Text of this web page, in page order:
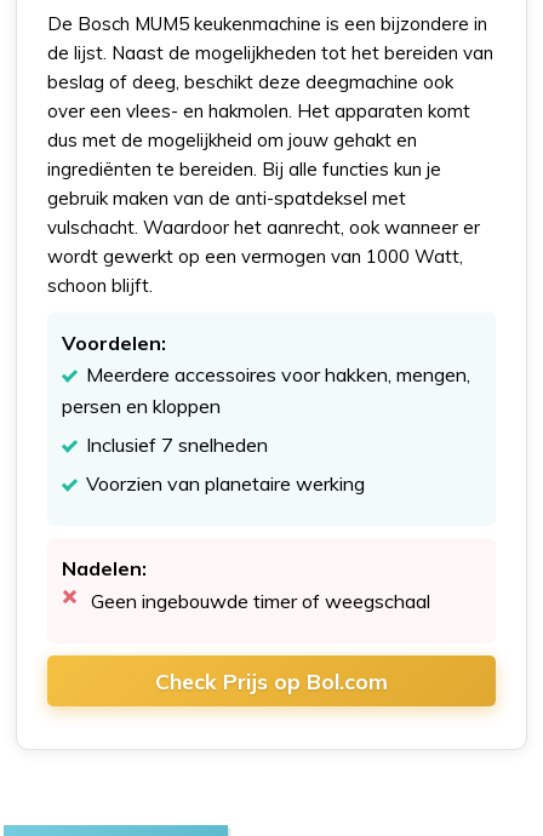
De Bosch MUM5 keukenmachine is een bijzondere in
de lijst. Naast de mogelijkheden tot het bereiden van
beslag of deeg, beschikt deze deegmachine ook
over een vlees- en hakmolen. Het apparaten komt
dus met de mogelijkheid om jouw gehakt en
ingrediënten te bereiden. Bij alle functies kun je
gebruik maken van de anti-spatdeksel met
vulschacht. Waardoor het aanrecht, ook wanneer er
wordt gewerkt op een vermogen van 1000 Watt,
schoon blijft.
Voordelen:
Meerdere accessoires voor hakken, mengen,
persen en kloppen
Inclusief 7 snelheden
Voorzien van planetaire werking
Nadelen:
Geen ingebouwde timer of weegschaal
Check Prijs op Bol.com